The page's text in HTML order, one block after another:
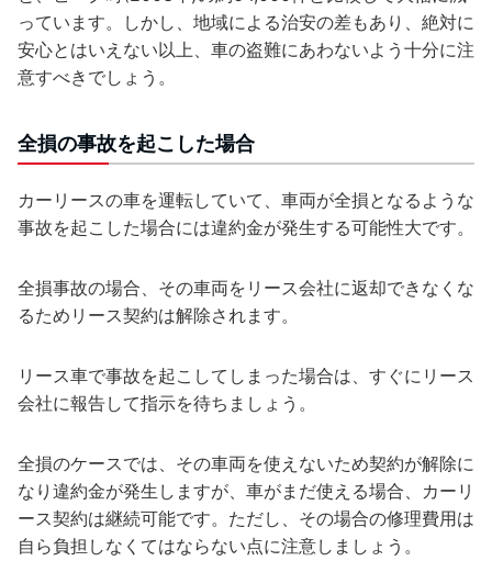
っています。しかし、地域による治安の差もあり、絶対に
安心とはいえない以上、車の盗難にあわないよう十分に注
意すべきでしょう。
全損の事故を起こした場合
カーリースの車を運転していて、車両が全損となるような
事故を起こした場合には違約金が発生する可能性大です。
全損事故の場合、その車両をリース会社に返却できなくな
るためリース契約は解除されます。
リース車で事故を起こしてしまった場合は、すぐにリース
会社に報告して指示を待ちましょう。
全損のケースでは、その車両を使えないため契約が解除に
なり違約金が発生しますが、車がまだ使える場合、カーリ
ース契約は継続可能です。ただし、その場合の修理費用は
自ら負担しなくてはならない点に注意しましょう。